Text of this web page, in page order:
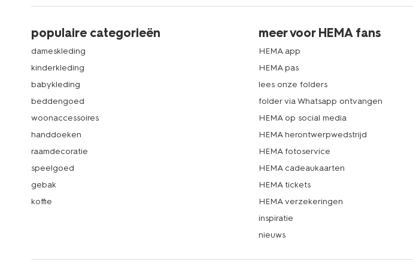
populaire categorieën
dameskleding
kinderkleding
babykleding
beddengoed
woonaccessoires
handdoeken
raamdecoratie
speelgoed
gebak
koffie
meer voor HEMA fans
HEMA app
HEMA pas
lees onze folders
folder via Whatsapp ontvangen
HEMA op social media
HEMA herontwerpwedstrijd
HEMA fotoservice
HEMA cadeaukaarten
HEMA tickets
HEMA verzekeringen
inspiratie
nieuws